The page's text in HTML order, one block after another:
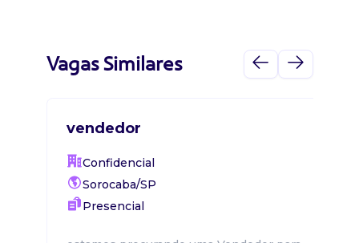
Vagas Similares
vendedor
Confidencial
Sorocaba/SP
Presencial